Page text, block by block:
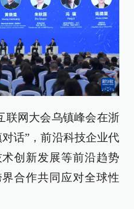
联网大会乌镇峰会在浙
话”，前沿科技企业代
创新发展等前沿趋势
合作共同应对全球性